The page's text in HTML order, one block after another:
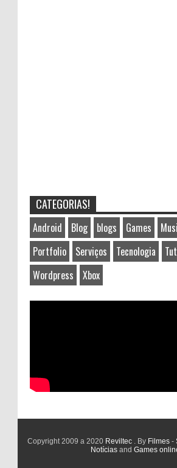
CATEGORIAS!
Android Blog blogs Games
Portfolio
Serviços Tecnologia
Wordpress
Xbox
Copyright 2009 a 2020 Reviltec . By Filmes-
Notícias and Games